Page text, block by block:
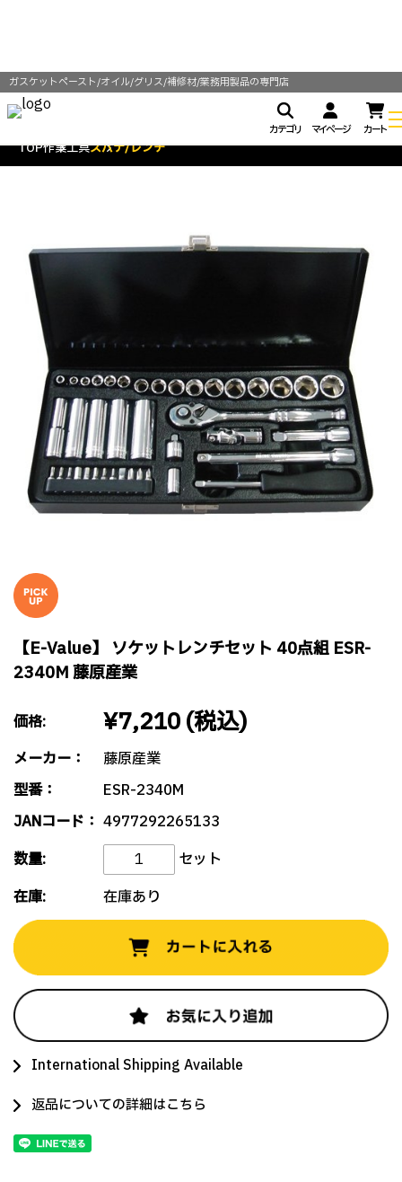
ガスケットペースト/オイル/グリス/補修材/業務用製品の専門店
カテゴリ マイページ カート
TOP作業工具スパナ/レンチ
【E-Value】 ソケットレンチセット 40点組 ESR-
2340M 藤原産業
価格: ¥7,210(税込)
メーカー：
藤原産業
型番：
ESR-2340M
JANコード： 4977292265133
数量:
セット
在庫:
在庫あり
International Shipping Available
返品についての詳細はこちら